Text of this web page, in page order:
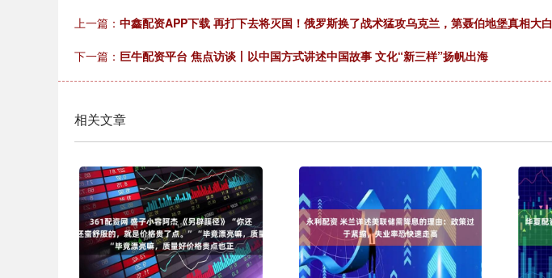
上一篇： 中鑫配资APP下载 再打下去将灭国！俄罗斯换了战术猛攻乌克兰，第聂伯地堡真相大白
下一篇： 巨牛配资平台 焦点访谈丨以中国方式讲述中国故事 文化“新三样”扬帆出海
相关文章